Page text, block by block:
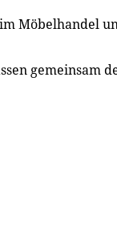
Möbelhandel
gemeinsam